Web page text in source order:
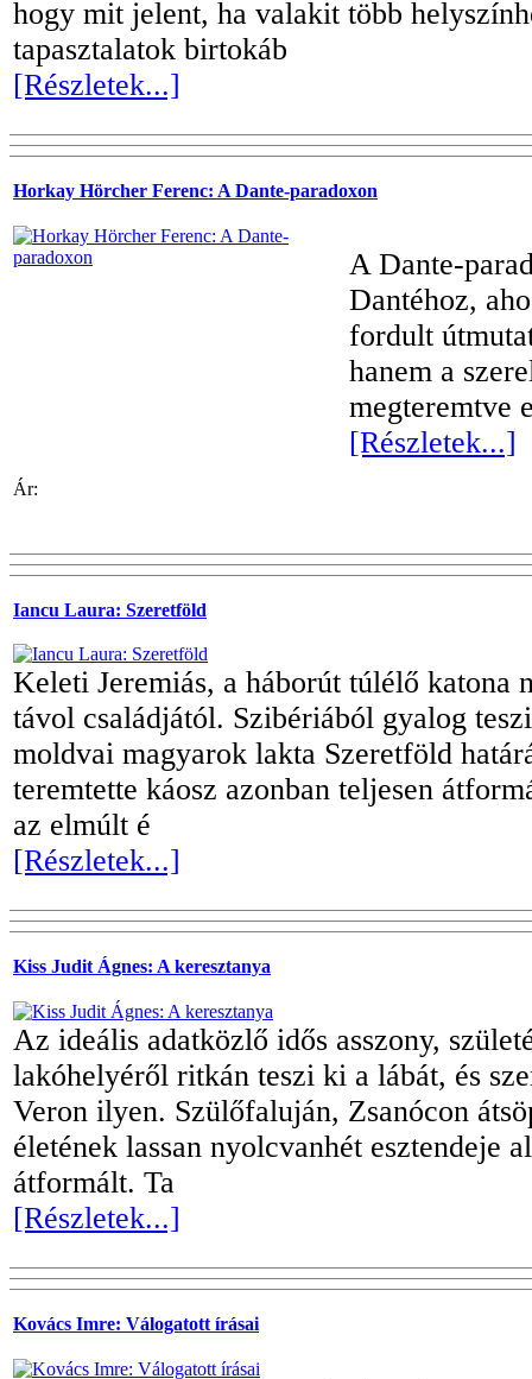
hogy mit jelent, ha valakit több
tapasztalatok birtokáb
[Részletek...]
Horkay Hörcher Ferenc: A Dante-paradoxon
A Dante-
Dantéhoz,
fordult
hanem a
megteremtve
[Részletek...]
Ár:
Iancu Laura: Szeretföld
Keleti Jeremiás, a háborút túlélő katona
távol családjától. Szibériából gyalog
moldvai magyarok lakta Szeretföld
teremtette káosz azonban teljesen
az elmúlt é
[Részletek...]
Kiss Judit Ágnes: A keresztanya
Az ideális adatközlő idős asszony,
lakóhelyéről ritkán teszi ki a lábát, és
Veron ilyen. Szülőfaluján, Zsanócon
életének lassan nyolcvanhét esztendeje
átformált. Ta
[Részletek...]
Kovács Imre: Válogatott írásai